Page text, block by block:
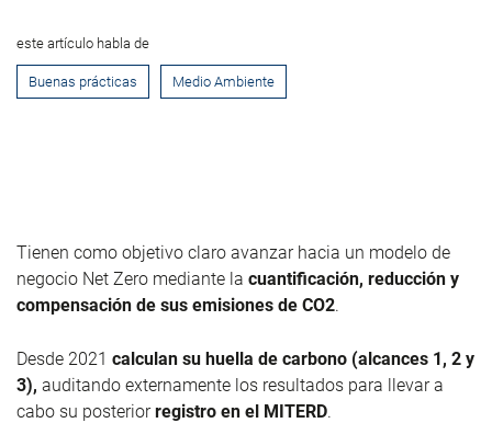
este artículo habla de
Buenas prácticas Medio Ambiente
Tienen como objetivo claro avanzar hacia un modelo de
negocio Net Zero mediante la cuantificación, reducción y
compensación de sus emisiones de CO2.
Desde 2021 calculan su huella de carbono (alcances 1, 2 y
3), auditando externamente los resultados para llevar a
cabo su posteriorregistro en el MITERD.